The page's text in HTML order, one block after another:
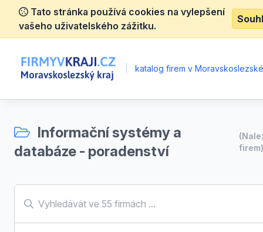
Tato stránka používá cookies na vylepšení
vašeho uživatelského zážitku.
katalog firem v
Informační systémy a
databáze - poradenství